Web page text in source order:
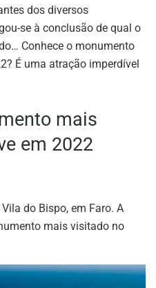
dos diversos
se à conclusão de qual o
Conhece o monumento
É uma atração imperdível
mais
em 2022
do Bispo, em Faro. A
mais visitado no